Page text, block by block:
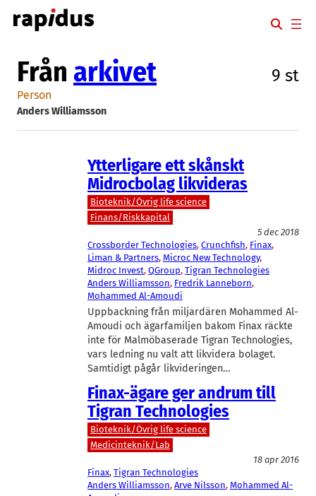
Hoppa
till
Från arkivet 9 st
Person
Anders Williamsson
Ytterligare ett skånskt
Midrocbolag likvideras
Bioteknik/Övrig life science
Finans/Riskkapital
5 dec 2018
Crossborder Technologies, Crunchfish, Finax
Liman & Partners, Microc New Technology
Midroc Invest, QGroup, Tigran Technologies
Anders Williamsson, Fredrik Lanneborn
Mohammed Al-Amoudi
Uppbackning från miljardären Mohammed Al-
Amoudi och ägarfamiljen bakom Finax räckte
inte för Malmöbaserade Tigran Technologies,
vars ledning nu valt att likvidera bolaget.
Samtidigt pågår likvideringen…
Finax-ägare ger andrum till
Tigran Technologies
Bioteknik/Övrig life science
Medicinteknik/Lab
18 apr 2016
Finax, Tigran Technologies
Anders Williamsson, Arve Nilsson, Mohammed Al-